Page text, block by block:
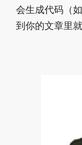
会生成代码（
到你的文章里就